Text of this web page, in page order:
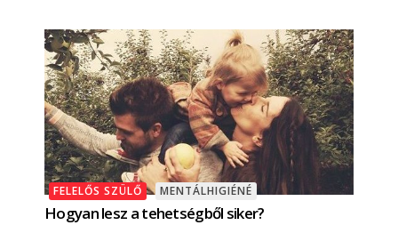
FELELŐS SZÜLŐ MENTÁLHIGIÉNÉ
Hogyan lesz a tehetségből siker?